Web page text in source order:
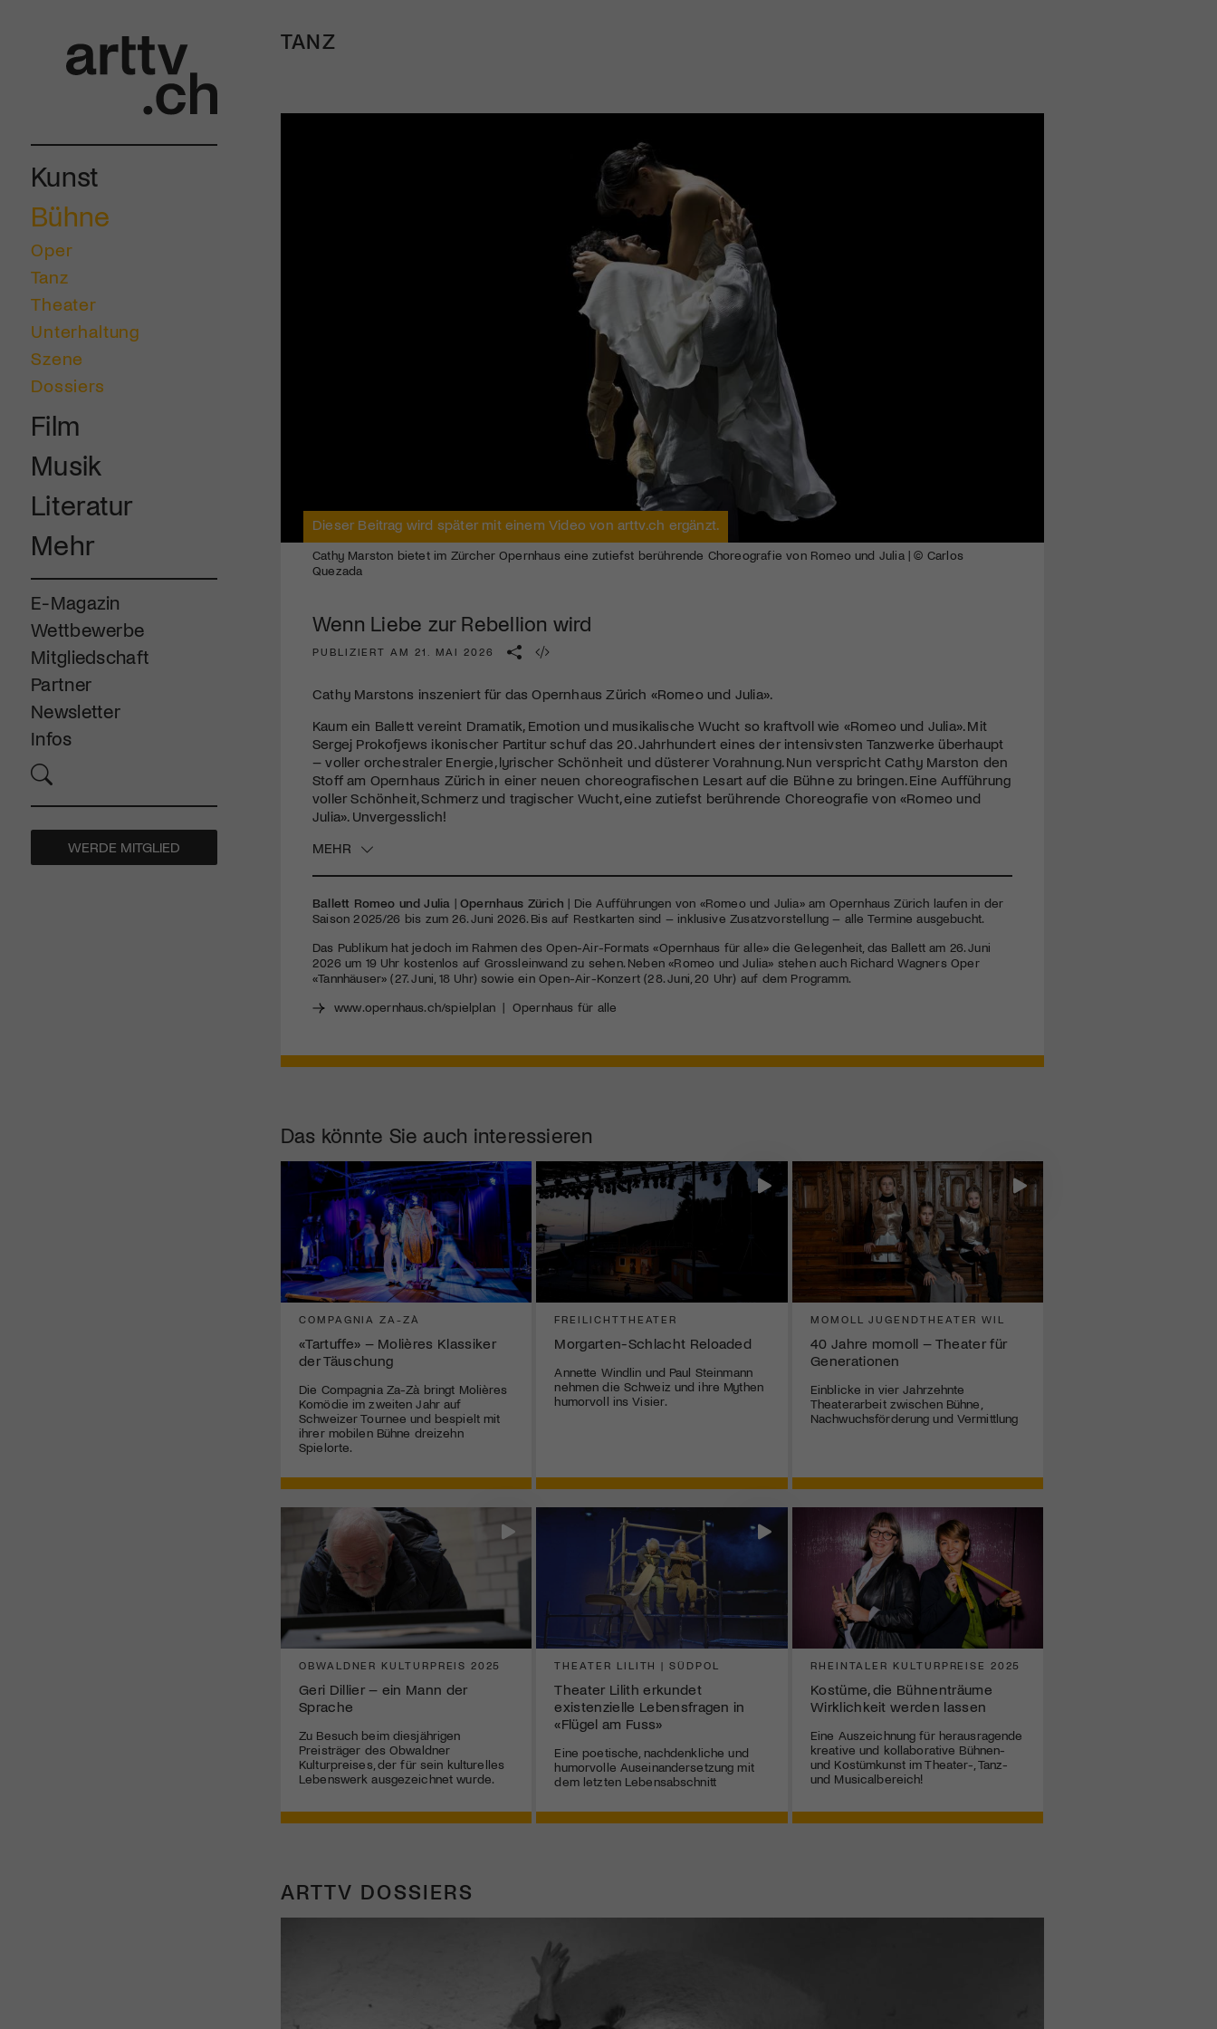
Kunst
Bühne
Oper
Tanz
Theater
Unterhaltung
Szene
Dossiers
Film
Musik
Literatur
Mehr
E-Magazin
Wettbewerbe
Mitgliedschaft
Partner
Newsletter
Infos
WERDE MITGLIED
TANZ
Dieser Beitrag wird später mit einem Video von arttv.ch ergänzt.
Cathy Marston bietet im Zürcher Opernhaus eine zutiefst berührende Choreografie von Romeo und Julia | © Carlos
Quezada
Wenn Liebe zur Rebellion wird
PUBLIZIERT AM 21. MAI 2026
Cathy Marstons inszeniert für das Opernhaus Zürich «Romeo und Julia».
Kaum ein Ballett vereint Dramatik, Emotion und musikalische Wucht so kraftvoll wie «Romeo und Julia». Mit
Sergej Prokofjews ikonischer Partitur schuf das 20. Jahrhundert eines der intensivsten Tanzwerke überhaupt
– voller orchestraler Energie, lyrischer Schönheit und düsterer Vorahnung. Nun verspricht Cathy Marston den
Stoff am Opernhaus Zürich in einer neuen choreografischen Lesart auf die Bühne zu bringen. Eine Aufführung
voller Schönheit, Schmerz und tragischer Wucht, eine zutiefst berührende Choreografie von «Romeo und
Julia». Unvergesslich!
MEHR
Ballett Romeo und Julia | Opernhaus Zürich | Die Aufführungen von «Romeo und Julia» am Opernhaus Zürich laufen in der
Saison 2025/26 bis zum 26. Juni 2026. Bis auf Restkarten sind – inklusive Zusatzvorstellung – alle Termine ausgebucht.
Das Publikum hat jedoch im Rahmen des Open-Air-Formats «Opernhaus für alle» die Gelegenheit, das Ballett am 26. Juni
2026 um 19 Uhr kostenlos auf Grossleinwand zu sehen. Neben «Romeo und Julia» stehen auch Richard Wagners Oper
«Tannhäuser» (27. Juni, 18 Uhr) sowie ein Open-Air-Konzert (28. Juni, 20 Uhr) auf dem Programm.
www.opernhaus.ch/spielplan| Opernhaus für alle
Das könnte Sie auch interessieren
COMPAGNIA ZA-ZÀ
«Tartuffe» – Molières Klassiker
der Täuschung
Die Compagnia Za-Zà bringt Molières
Komödie im zweiten Jahr auf
Schweizer Tournee und bespielt mit
ihrer mobilen Bühne dreizehn
Spielorte.
FREILICHTTHEATER
Morgarten-Schlacht Reloaded
Annette Windlin und Paul Steinmann
nehmen die Schweiz und ihre Mythen
humorvoll ins Visier.
MOMOLL JUGENDTHEATER WIL
40 Jahre momoll – Theater für
Generationen
Einblicke in vier Jahrzehnte
Theaterarbeit zwischen Bühne,
Nachwuchsförderung und Vermittlung
OBWALDNER KULTURPREIS 2025
Geri Dillier – ein Mann der
Sprache
Zu Besuch beim diesjährigen
Preisträger des Obwaldner
Kulturpreises, der für sein kulturelles
Lebenswerk ausgezeichnet wurde.
THEATER LILITH | SÜDPOL
Theater Lilith erkundet
existenzielle Lebensfragen in
«Flügel am Fuss»
Eine poetische, nachdenkliche und
humorvolle Auseinandersetzung mit
dem letzten Lebensabschnitt
RHEINTALER KULTURPREISE 2025
Kostüme, die Bühnenträume
Wirklichkeit werden lassen
Eine Auszeichnung für herausragende
kreative und kollaborative Bühnen-
und Kostümkunst im Theater-, Tanz-
und Musicalbereich!
ARTTV DOSSIERS
Mach mit: «Be Part of the Art»!
Engagiere dich als Kulturliebhaber:in, Kulturschaffende(r) oder
Kulturinstitution und unterstütze unsere Arbeit.
Mit deiner Mitgliedschaft erhältst du kostenlosen Zugang zu
Jetzt Mitglied werden